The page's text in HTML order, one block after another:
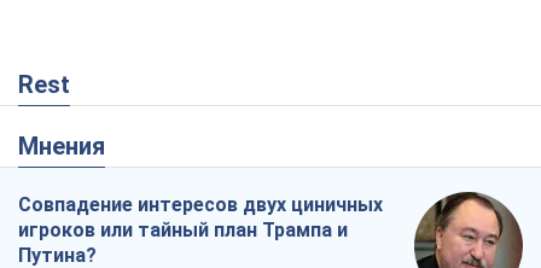
Rest
Мнения
Совпадение интересов двух циничных
игроков или тайный план Трампа и
Путина?